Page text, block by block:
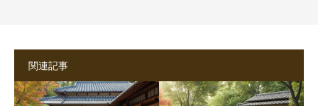
関連記事